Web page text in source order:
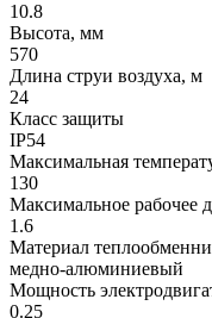
10.8
Высота, мм
570
Длина струи воздуха, м
24
Класс защиты
IP54
Максимальная
130
Максимальное рабочее
1.6
Материал
медно-алюминиевый
Мощность
0.25